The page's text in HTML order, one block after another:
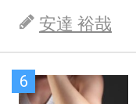
安達 裕哉
6